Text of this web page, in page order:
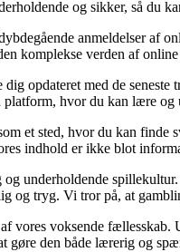
og sikker, så du
anmeldelser af
komplekse verden af
opdateret med de
hvor du kan lære
et sted, hvor du kan
indhold er ikke blot
underholdende
og tryg. Vi tror på, at
voksende fællesskab.
gøre den både lærerig og